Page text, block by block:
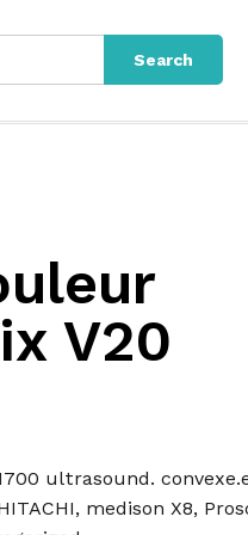
Search
V20
ultrasound.
, medison X8,